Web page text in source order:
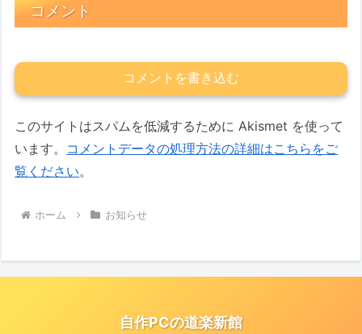
コメント
コメントを書き込む
このサイトはスパムを低減するために Akismet を使って
います。 コメントデータの処理方法の詳細はこちらをご
覧ください。
ホーム お知らせ
自作PCの道楽新館